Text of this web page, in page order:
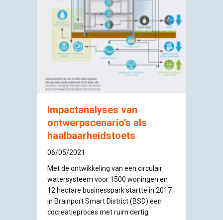
Impactanalyses van
ontwerpscenario’s als
haalbaarheidstoets
06/05/2021
Met de ontwikkeling van een circulair
watersysteem voor 1500 woningen en
12 hectare businesspark startte in 2017
in Brainport Smart District (BSD) een
cocreatieproces met ruim dertig